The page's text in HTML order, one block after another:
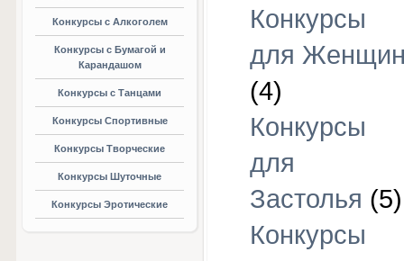
Конкурсы с Алкоголем
Конкурсы с Бумагой и
Карандашом
Конкурсы с Танцами
Конкурсы Спортивные
Конкурсы Творческие
Конкурсы Шуточные
Конкурсы Эротические
Конкурсы
для
(4)
Конкурсы
для
Застолья (5)
Конкурсы